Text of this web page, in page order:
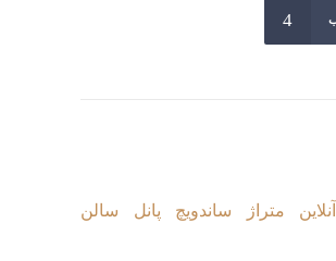
متراژ ساندویچ پانل سالن